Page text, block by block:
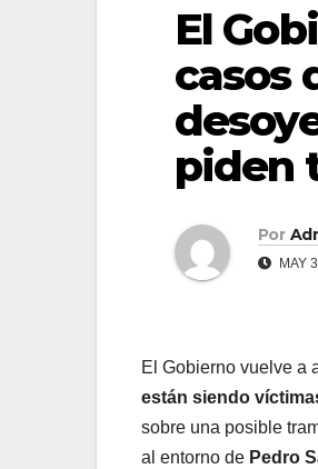
El
casos
piden
Por
MAY
El Gobierno vuelve a
están siendo
sobre una posible
al entorno de Pedro